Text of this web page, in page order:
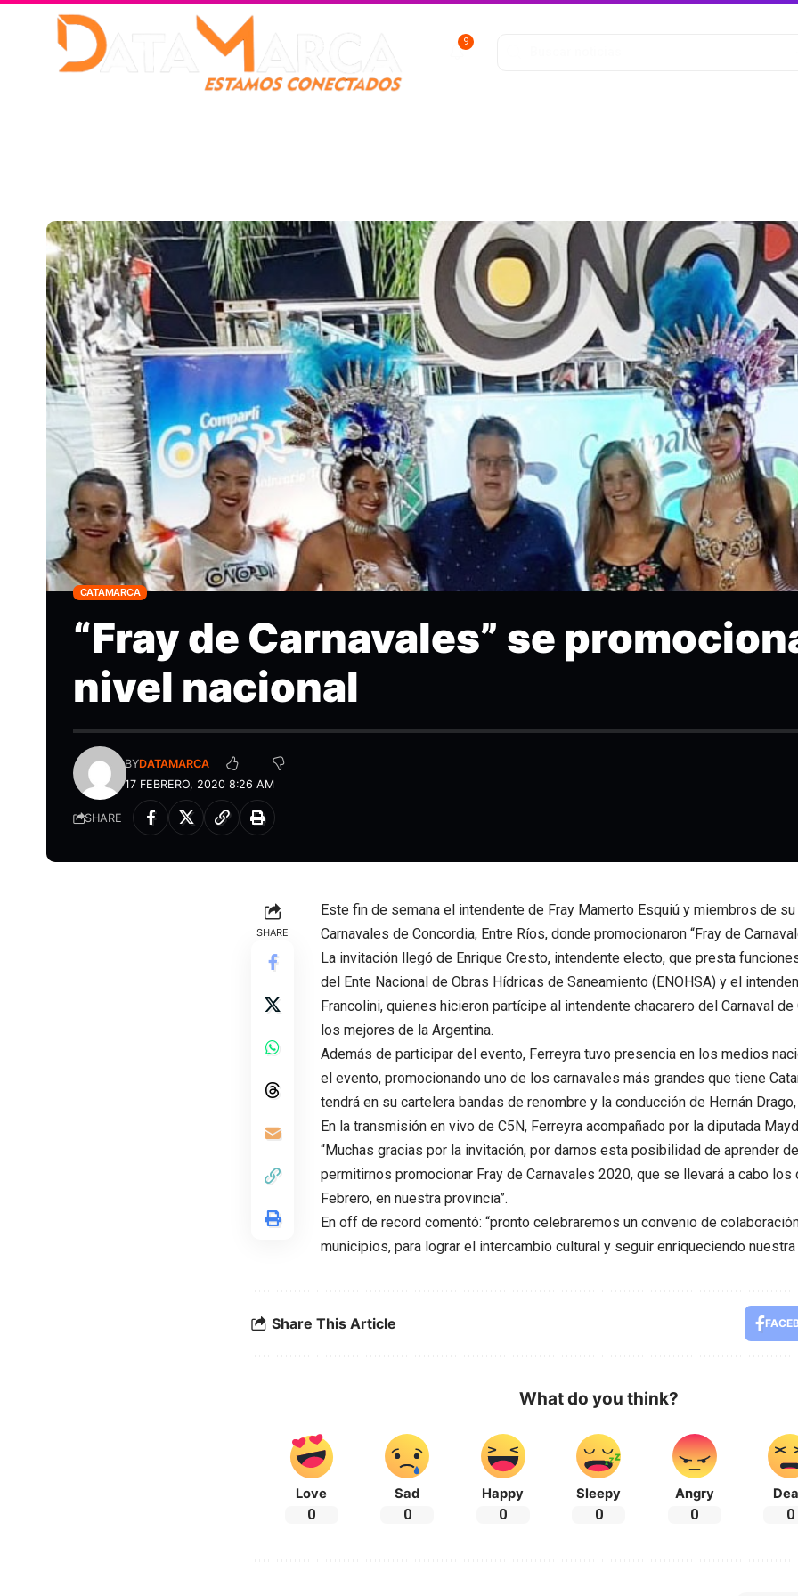
9
CATAMARCA
“Fray de Carnavales” se
nivel nacional
17 FEBRERO, 2020 8:26 AM
BYDATAMARCA
SHARE
SHARE
Este fin de semana el intendente de Fray Mamerto Esquiú y miembros de
Carnavales de Concordia, Entre Ríos, donde promocionaron “Fray de
La invitación llegó de Enrique Cresto, intendente electo, que presta
del Ente Nacional de Obras Hídricas de Saneamiento (ENOHSA) y el
Francolini, quienes hicieron partícipe al intendente chacarero del Carnaval
los mejores de la Argentina.
Además de participar del evento, Ferreyra tuvo presencia en los medios
el evento, promocionando uno de los carnavales más grandes que tiene
tendrá en su cartelera bandas de renombre y la conducción de Hernán
En la transmisión en vivo de C5N, Ferreyra acompañado por la diputada
“Muchas gracias por la invitación, por darnos esta posibilidad de aprender
permitirnos promocionar Fray de Carnavales 2020, que se llevará a cabo
Febrero, en nuestra provincia”.
En off de record comentó: “pronto celebraremos un convenio de
municipios, para lograr el intercambio cultural y seguir enriqueciendo nuestra
Share This Article
What do you think?
Love
0
Sad
0
Happy
0
Sleepy
0
Angry
0 0